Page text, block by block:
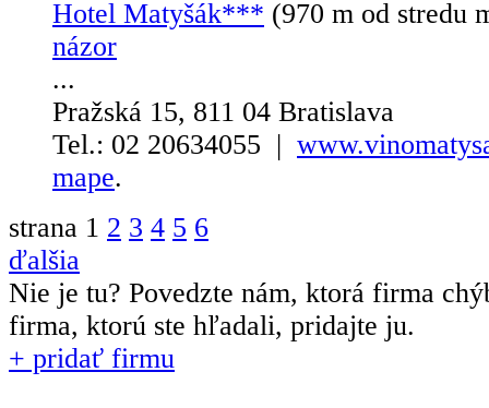
Hotel Matyšák*** (970 m od stredu
názor
...
Pražská 15, 811 04 Bratislava
Tel.: 02 20634055 |
mape.
strana 1 2 3 4 5 6
ďalšia
Nie je tu? Povedzte nám, ktorá firma
firma, ktorú ste hľadali, pridajte ju.
+ pridať firmu